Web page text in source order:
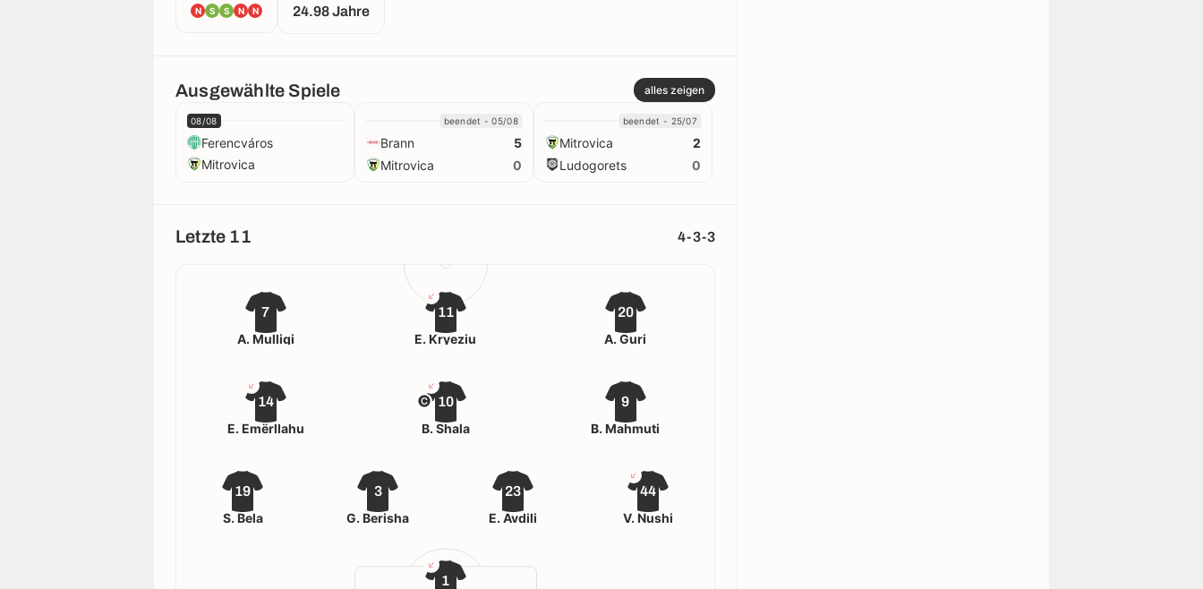
N S S N N 24.98 Jahre
Ausgewählte Spiele alles zeigen
08/08
Ferencváros
Mitrovica
beendet - 05/08
Brann
5
Mitrovica
0
beendet - 25/07
Mitrovica
2
Ludogorets
0
Letzte 11 4-3-3
1
19
S. Bela
3
G. Berisha
23
E. Avdili
44
V. Nushi
14
E. Emërllahu
10
B. Shala
9
B. Mahmuti
7
A. Mulliqi
11
E. Kryeziu
20
A. Guri